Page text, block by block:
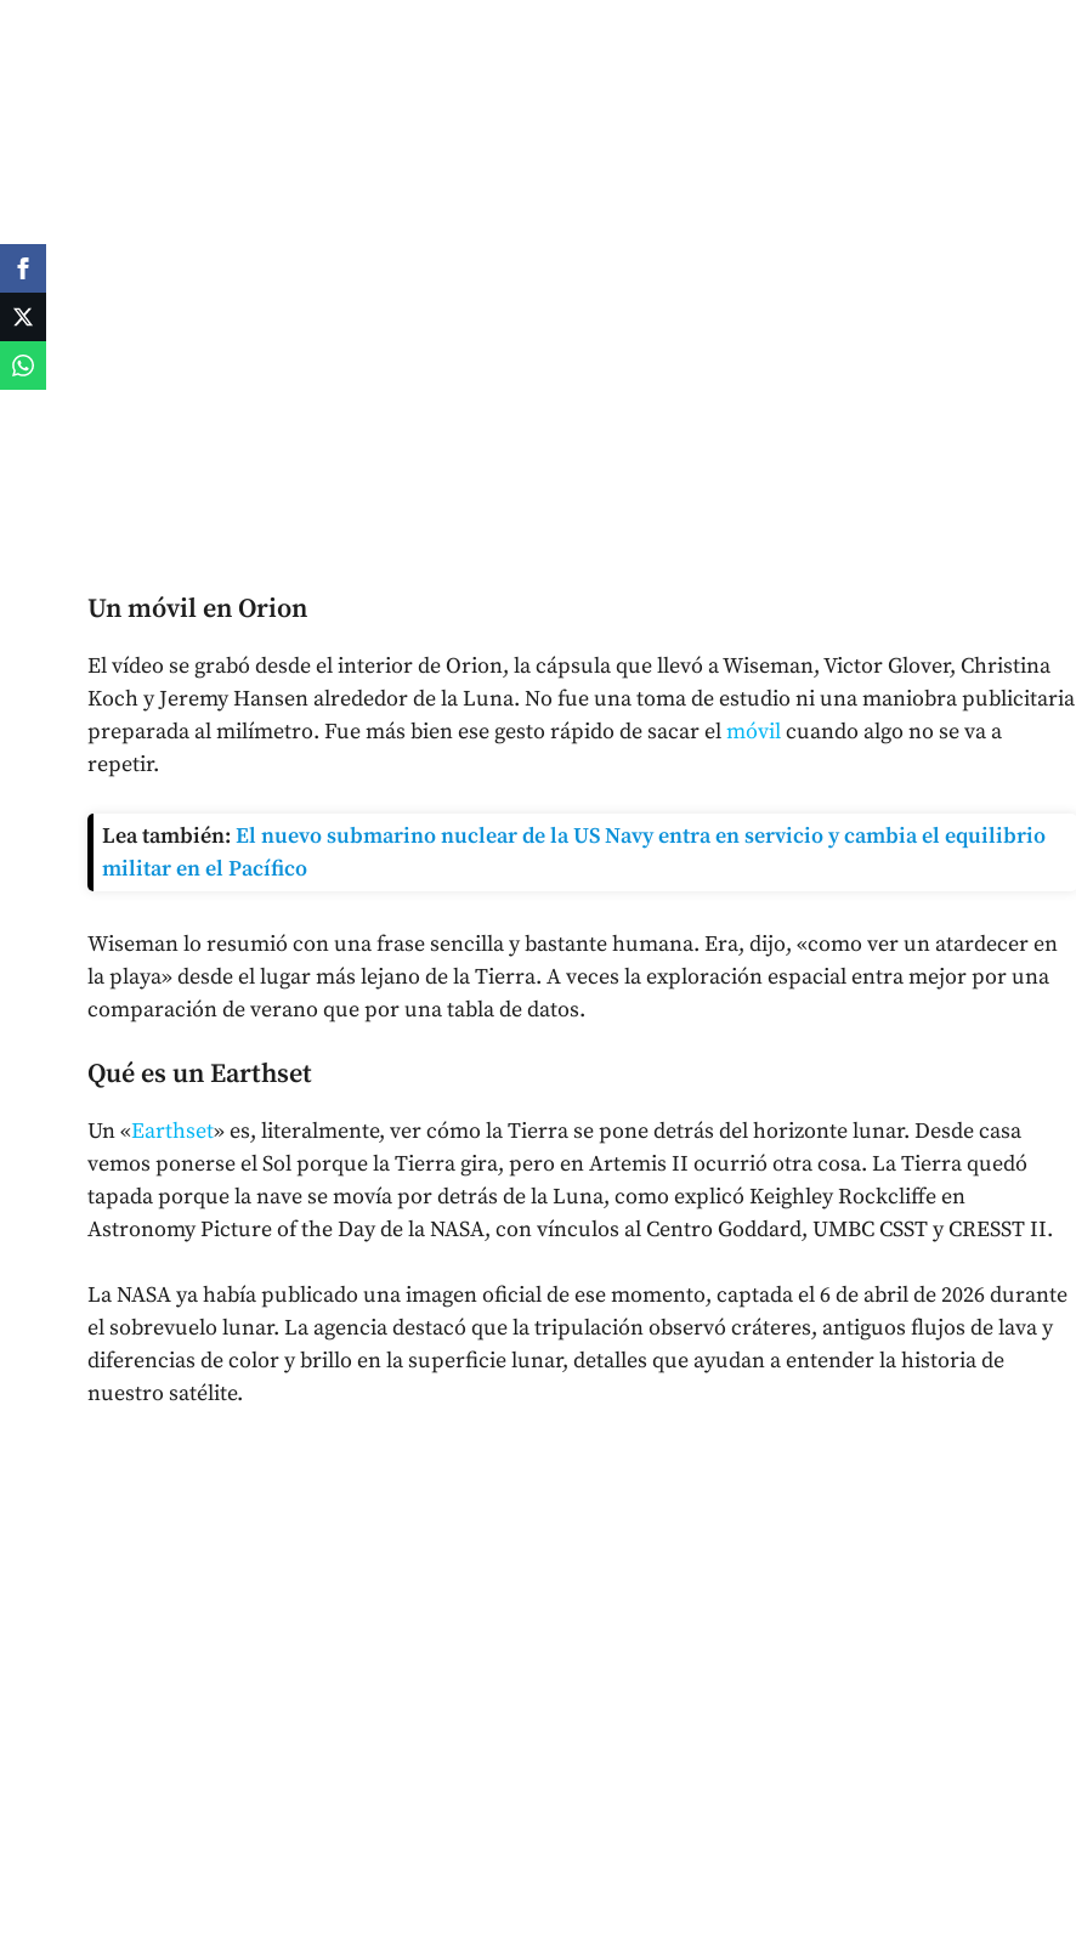
Un móvil en Orion
El vídeo se grabó desde el interior de Orion, la cápsula que llevó a Wiseman, Victor Glover, Christina
Koch y Jeremy Hansen alrededor de la Luna. No fue una toma de estudio ni una maniobra publicitaria
preparada al milímetro. Fue más bien ese gesto rápido de sacar elmóvilcuando algo no se va a
repetir.
Lea también: El nuevo submarino nuclear de la US Navy entra en servicio y cambia el equilibrio
militar en el Pacífico
Wiseman lo resumió con una frase sencilla y bastante humana. Era, dijo, «como ver un atardecer en
la playa» desde el lugar más lejano de la Tierra. A veces la exploración espacial entra mejor por una
comparación de verano que por una tabla de datos.
Qué es un Earthset
Un «Earthset» es, literalmente, ver cómo la Tierra se pone detrás del horizonte lunar. Desde casa
vemos ponerse el Sol porque la Tierra gira, pero en Artemis II ocurrió otra cosa. La Tierra quedó
tapada porque la nave se movía por detrás de la Luna, como explicó Keighley Rockcliffe en
Astronomy Picture of the Day de la NASA, con vínculos al Centro Goddard, UMBC CSST y CRESST II.
La NASA ya había publicado una imagen oficial de ese momento, captada el 6 de abril de 2026 durante
el sobrevuelo lunar. La agencia destacó que la tripulación observó cráteres, antiguos flujos de lava y
diferencias de color y brillo en la superficie lunar, detalles que ayudan a entender la historia de
nuestro satélite.